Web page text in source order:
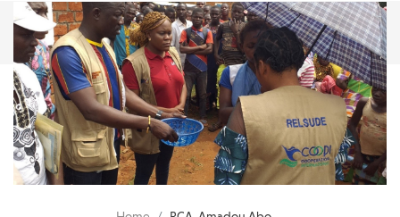
Cerca